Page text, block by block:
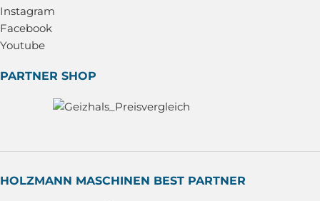
Instagram
Facebook
Youtube
PARTNER SHOP
HOLZMANN MASCHINEN BEST PARTNER